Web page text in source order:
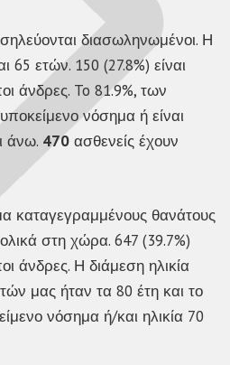
διασωληνωμένοι. Η
65 ετών. 150 (27.8%) είναι
άνδρες. To 81.9%, των
νόσημα ή είναι
άνω. 470 ασθενείς έχουν
καταγεγραμμένους θανάτους
στη χώρα. 647 (39.7%)
άνδρες. Η διάμεση ηλικία
μας ήταν τα 80 έτη και το
νόσημα ή/και ηλικία 70